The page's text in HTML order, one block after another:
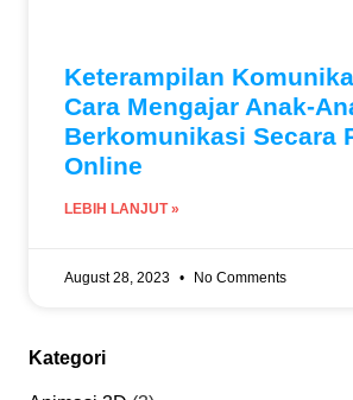
Keterampilan
Cara Mengajar Anak-
Berkomunikasi Secara
Online
LEBIH LANJUT »
August 28, 2023 No Comments
Kategori